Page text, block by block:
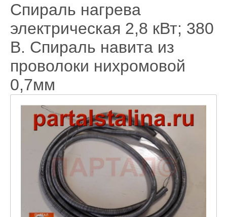
Спираль нагрева
электрическая 2,8 кВт; 380
В. Спираль навита из
проволоки нихромовой
0,7мм